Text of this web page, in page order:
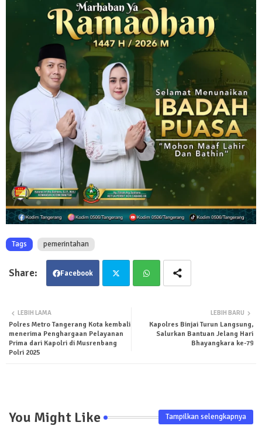
Tags pemerintahan
Facebook
ter tsa
LEBIH BARU
Kapolres Binjai Turun Langsung,
Salurkan Bantuan Jelang Hari
Bhayangkara ke-79
LEBIH LAMA
Polres Metro Tangerang Kota kembali
menerima Penghargaan Pelayanan
Prima dari Kapolri di Musrenbang
Polri 2025
You Might Like Tampilkan selengkapnya